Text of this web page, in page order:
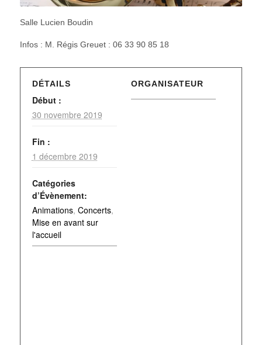
Salle Lucien Boudin
Infos : M. Régis Greuet : 06 33 90 85 18
DÉTAILS
Début :
30 novembre 2019
Fin :
1 décembre 2019
Catégories
d’Évènement:
Animations, Concerts,
Mise en avant sur
l'accueil
ORGANISATEUR